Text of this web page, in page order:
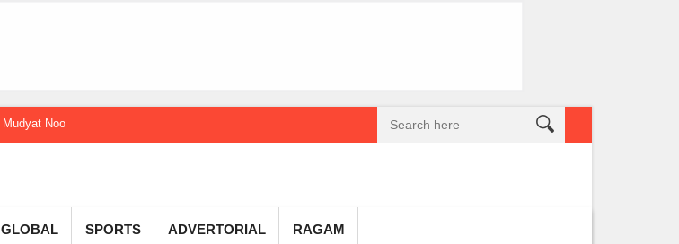
Mudyat Noor Temui Menteri Ekraf, Dorong Ekonomi Kreatif Lokal Naik Kelas Gembel PPU dan IGTKI Penajam Sukses Gelar
GLOBAL SPORTS ADVERTORIAL RAGAM